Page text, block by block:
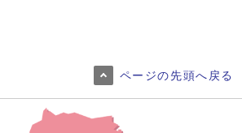
ページの先頭へ戻る